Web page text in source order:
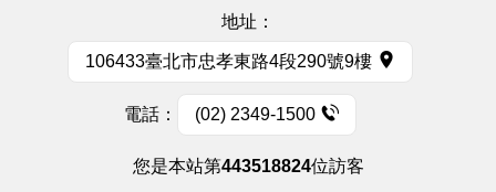
地址：
106433臺北市忠孝東路4段290號9樓
電話： (02) 2349-1500
您是本站第443518824位訪客